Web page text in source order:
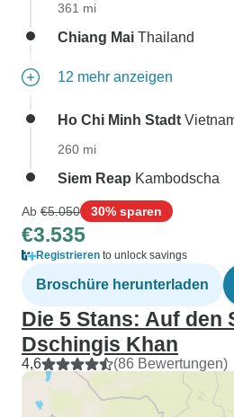
361 mi
Chiang Mai Thailand
12 mehr anzeigen
Ho Chi Minh Stadt
260 mi
Siem Reap Kambodscha
Ab €5.050 30% sparen
€3.535
Registrieren to unlock savings
Broschüre herunterladen
Die 5 Stans: Auf den
Dschingis Khan
4,6 (86 Bewertungen)